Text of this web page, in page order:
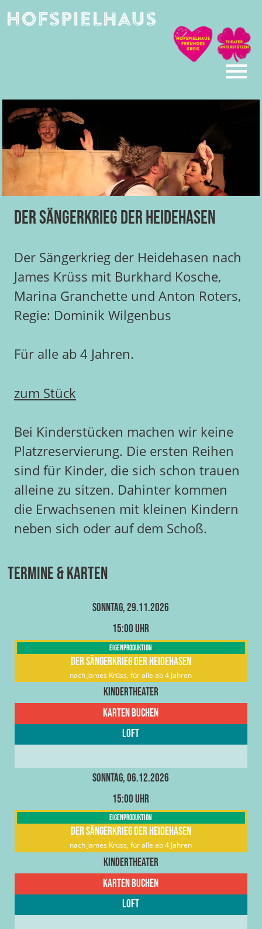
Der Sängerkrieg der Heidehasen
Der Sängerkrieg der Heidehasen nach
James Krüss mit Burkhard Kosche,
Marina Granchette und Anton Roters,
Regie: Dominik Wilgenbus
Für alle ab 4 Jahren.
zum Stück
Bei Kinderstücken machen wir keine
Platzreservierung. Die ersten Reihen
sind für Kinder, die sich schon trauen
alleine zu sitzen. Dahinter kommen
die Erwachsenen mit kleinen Kindern
neben sich oder auf dem Schoß.
Termine & Karten
Sonntag, 29.11.2026
15:00 Uhr
Eigenproduktion
Der Sängerkrieg der Heidehasen
nach James Krüss, für alle ab 4 Jahren
Kindertheater
Karten buchen
Loft
Sonntag, 06.12.2026
15:00 Uhr
Eigenproduktion
Der Sängerkrieg der Heidehasen
nach James Krüss, für alle ab 4 Jahren
Kindertheater
Karten buchen
Loft